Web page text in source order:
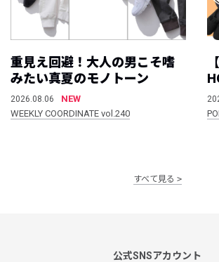
重見え回避！大人の男こそ嗜
みたい真夏のモノトーン
2026.08.06
NEW
WEEKLY COORDINATE vol.240
すべて見る
公式SNSアカウント